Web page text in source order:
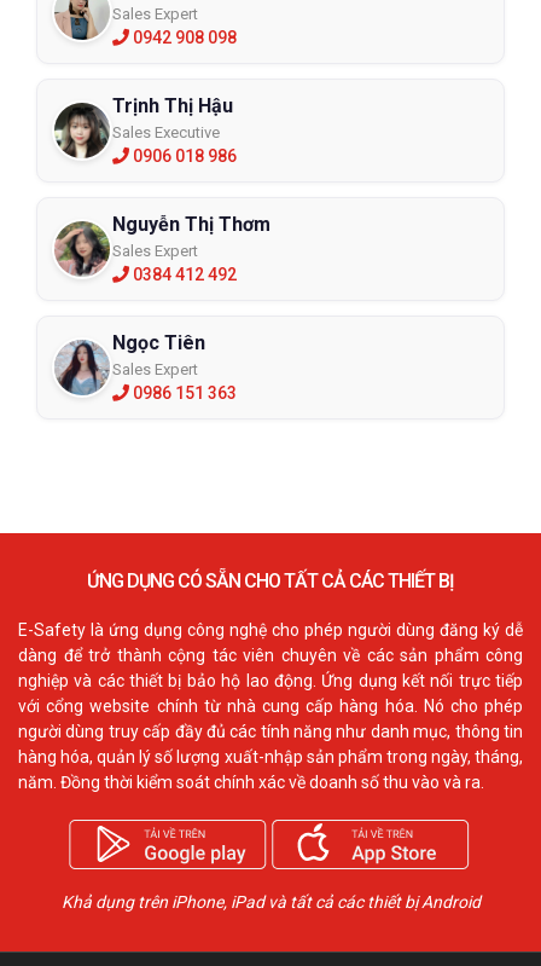
Sales Expert
0942 908 098
Trịnh Thị Hậu
Sales Executive
0906 018 986
Nguyễn Thị Thơm
Sales Expert
0384 412 492
Ngọc Tiên
Sales Expert
0986 151 363
ỨNG DỤNG CÓ SẴN CHO TẤT CẢ CÁC THIẾT BỊ
E-Safety là ứng dụng công nghệ cho phép người dùng đăng ký dễ
dàng để trở thành cộng tác viên chuyên về các sản phẩm công
nghiệp và các thiết bị bảo hộ lao động. Ứng dụng kết nối trực tiếp
với cổng website chính từ nhà cung cấp hàng hóa. Nó cho phép
người dùng truy cấp đầy đủ các tính năng như danh mục, thông tin
hàng hóa, quản lý số lượng xuất-nhập sản phẩm trong ngày, tháng,
năm. Đồng thời kiểm soát chính xác về doanh số thu vào và ra.
Khả dụng trên iPhone, iPad và tất cả các thiết bị Android